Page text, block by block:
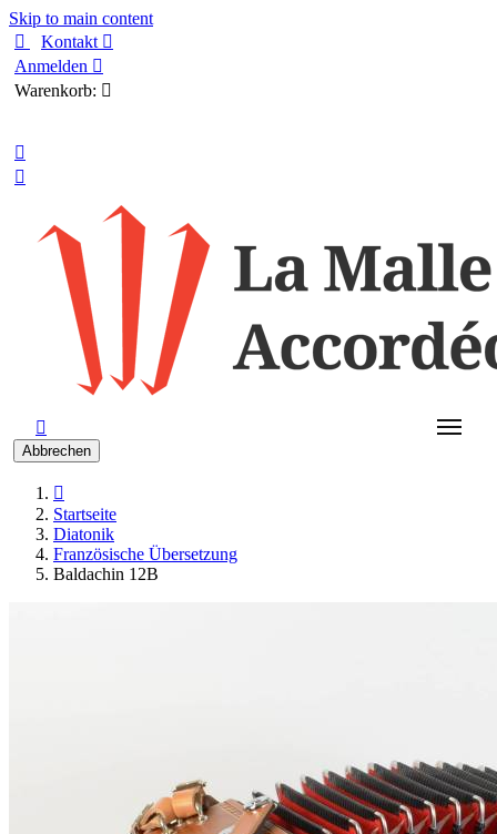
Skip to main content

Kontakt 
Anmelden 
Warenkorb: 



Abbrechen

Startseite
Diatonik
Französische Übersetzung
Baldachin 12B